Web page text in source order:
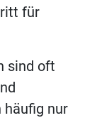
für
sind oft
häufig nur